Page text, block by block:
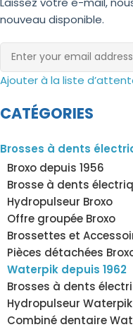
CATÉGORIES
Brosses à dents
Broxo depuis 1956
Brosse à dents
Hydropulseur Broxo
Offre groupée Broxo
Brossettes et
Pièces détachées
Waterpik depuis 1962
Brosses à dents
Hydropulseur Waterpik
Combiné dentaire
nouveau disponible.
Ajouter à la liste